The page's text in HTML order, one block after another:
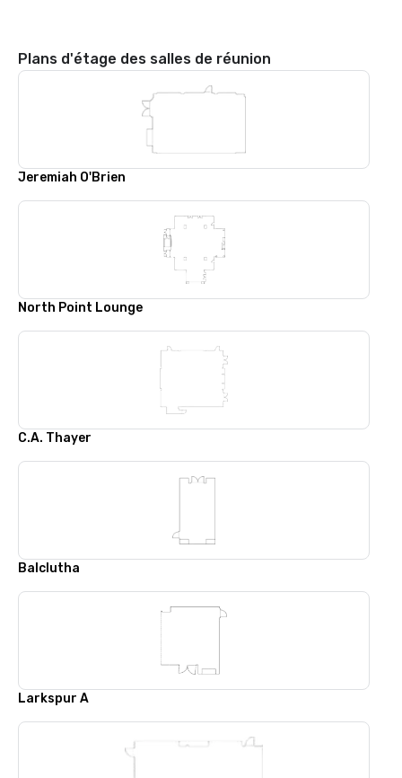
Plans d'étage des salles de réunion
Jeremiah O'Brien
North Point Lounge
C.A. Thayer
Balclutha
Larkspur A